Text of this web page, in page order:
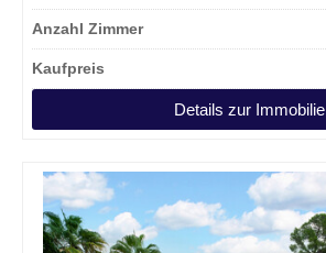
Anzahl Zimmer
Kaufpreis
Details zur Immobilie